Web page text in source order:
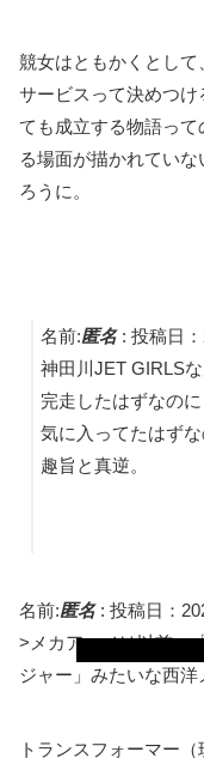
競女はともかくとし
サービスって決めつけ
ても成立する物語っ
る場面が描かれてい
ろうに。
名前:匿名: 投稿日
神田川JET GIRLS
完走したはずなの
気に入ってたはず
趣旨と真逆。
名前:匿名: 投稿日：
>メカアニメは以前、
ジャー」みたいな西洋
トランスフォーマー